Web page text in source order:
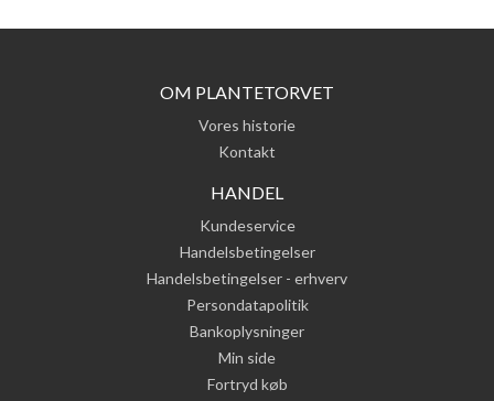
OM PLANTETORVET
Vores historie
Kontakt
HANDEL
Kundeservice
Handelsbetingelser
Handelsbetingelser - erhverv
Persondatapolitik
Bankoplysninger
Min side
Fortryd køb